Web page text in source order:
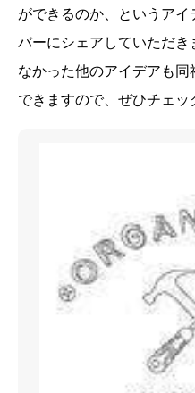
ができるのか、というア
バーにシェアしていただ
なかった他のアイデアも
できますので、ぜひチェッ